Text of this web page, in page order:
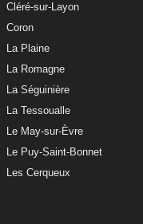
Cléré-sur-Layon
Coron
La Plaine
La Romagne
La Séguinière
La Tessoualle
Le May-sur-Èvre
Le Puy-Saint-Bonnet
Les Cerqueux